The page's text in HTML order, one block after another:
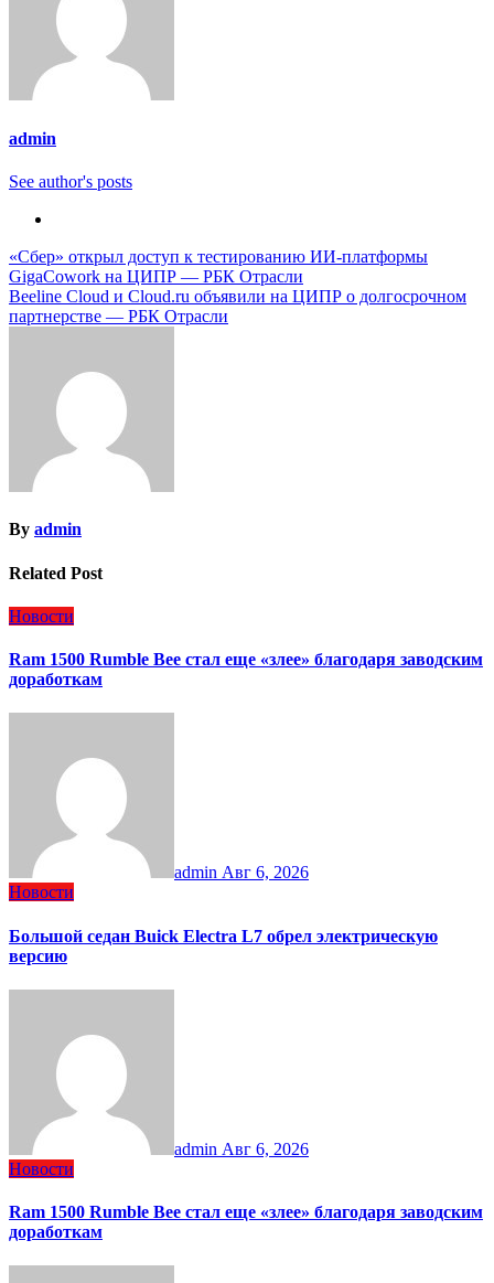
admin
See author's posts
Навигация
по
записям
«Сбер» открыл доступ к тестированию ИИ-платформы
GigaCowork на ЦИПР — РБК Отрасли
Beeline Cloud и Cloud.ru объявили на ЦИПР о долгосрочном
партнерстве — РБК Отрасли
By admin
Related Post
Новости
Ram 1500 Rumble Bee стал еще «злее» благодаря заводским
доработкам
admin Авг 6, 2026
Новости
Большой седан Buick Electra L7 обрел электрическую
версию
admin Авг 6, 2026
Новости
Ram 1500 Rumble Bee стал еще «злее» благодаря заводским
доработкам